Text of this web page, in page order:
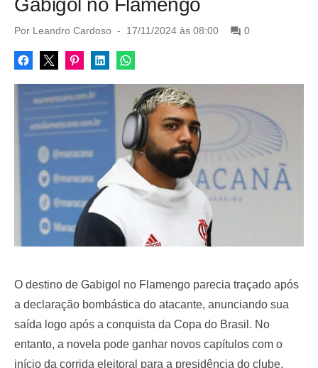
Por Leandro Cardoso
P
s
t
n
17/11/2024 às 08:00 0
O destino de Gabigol no Flamengo parecia traçado após
a declaração bombástica do atacante, anunciando sua
saída logo após a conquista da Copa do Brasil. No
entanto, a novela pode ganhar novos capítulos com o
início da corrida eleitoral para a presidência do clube.